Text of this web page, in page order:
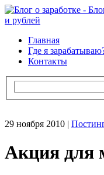
Главная
Где я
Контакты
29 ноября 2010 | Постинг
Акция для